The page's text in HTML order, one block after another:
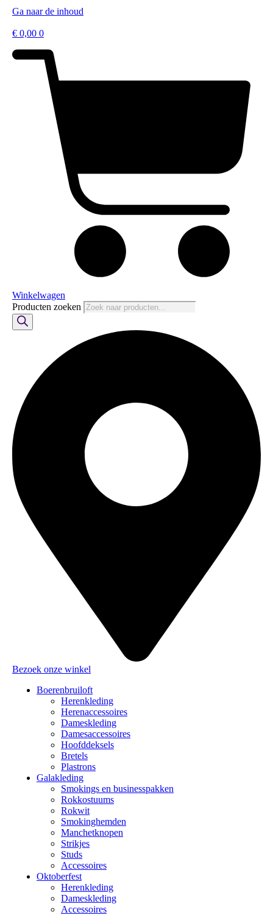
Ga naar de inhoud
€ 0,00 0
Winkelwagen
Producten zoeken
Bezoek onze winkel
Boerenbruiloft
Herenkleding
Herenaccessoires
Dameskleding
Damesaccessoires
Hoofddeksels
Bretels
Plastrons
Galakleding
Smokings en businesspakken
Rokkostuums
Rokwit
Smokinghemden
Manchetknopen
Strikjes
Studs
Accessoires
Oktoberfest
Herenkleding
Dameskleding
Accessoires